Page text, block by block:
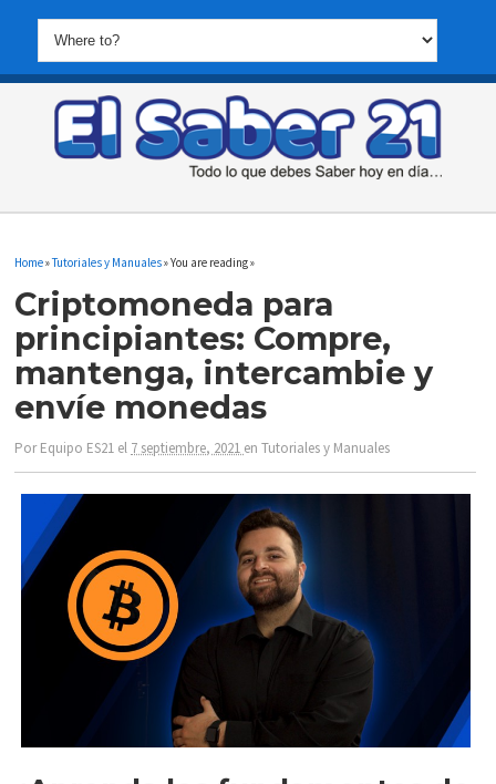
Home»Tutoriales y Manuales» You are reading »
Criptomoneda para
principiantes: Compre,
mantenga, intercambie y
envíe monedas
PorEquipo ES21 el 7 septiembre, 2021 enTutoriales y Manuales